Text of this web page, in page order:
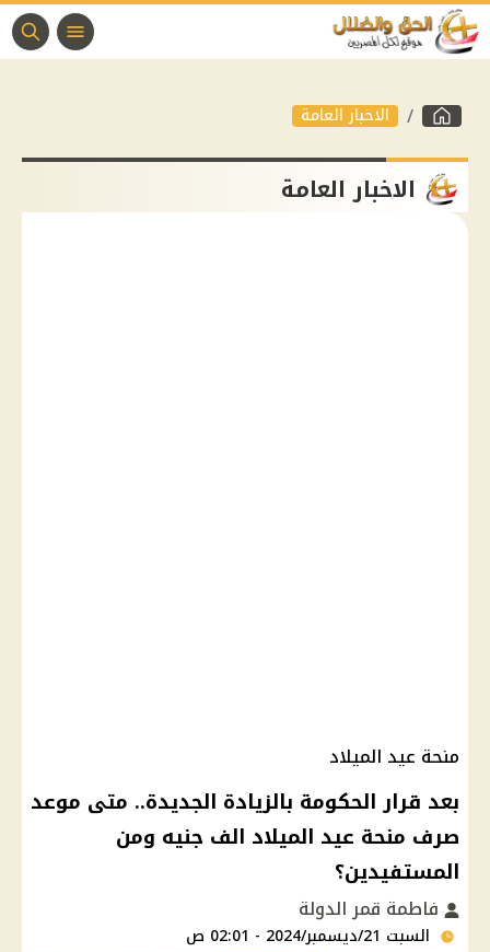
الاخبار العامة
الاخبار العامة
منحة عيد الميلاد
بعد قرار الحكومة بالزيادة الجديدة.. متى موعد
صرف منحة عيد الميلاد الف جنيه ومن
المستفيدين؟
فاطمة قمر الدولة
السبت 21/ديسمبر/2024 - 02:01 ص